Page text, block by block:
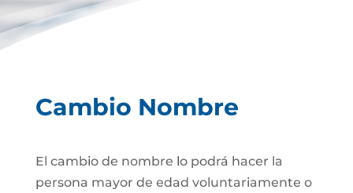
Cambio Nombre
El cambio de nombre lo podrá hacer la
persona mayor de edad voluntariamente o